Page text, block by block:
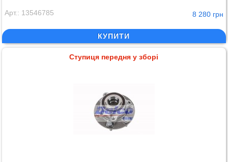
Арт.: 13546785 8 280 грн
КУПИТИ
Ступиця передня у зборі